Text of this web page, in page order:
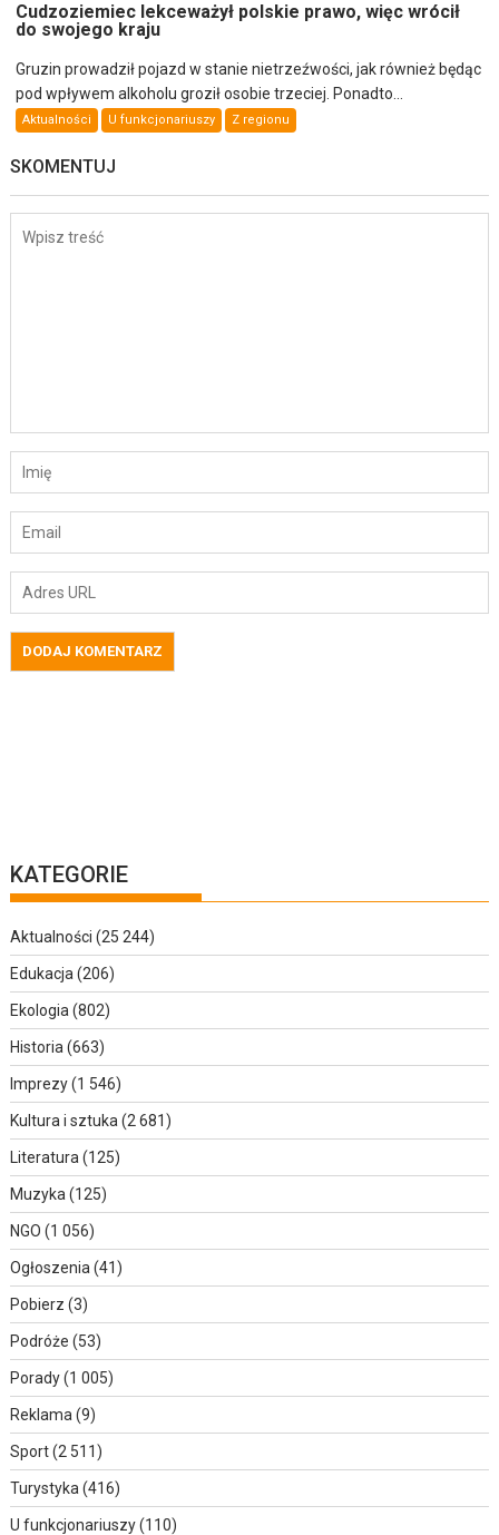
Cudzoziemiec lekceważył polskie prawo, więc wrócił
do swojego kraju
Gruzin prowadził pojazd w stanie nietrzeźwości, jak również będąc
pod wpływem alkoholu groził osobie trzeciej. Ponadto...
Aktualności U funkcjonariuszy Z regionu
SKOMENTUJ
KATEGORIE
Aktualności (25 244)
Edukacja(206)
Ekologia(802)
Historia(663)
Imprezy(1 546)
Kultura i sztuka(2 681)
Literatura(125)
Muzyka(125)
NGO (1 056)
Ogłoszenia(41)
Pobierz (3)
Podróże (53)
Porady(1 005)
Reklama(9)
Sport(2 511)
Turystyka(416)
U funkcjonariuszy(110)